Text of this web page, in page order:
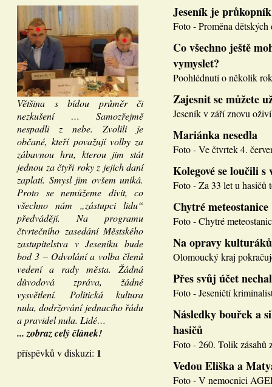
Většina s bídou průměr či
nezkušení … Samozřejmě
nespadli z nebe. Zvolili je
občané, kteří považují volby za
zábavnou hru, kterou jim stát
jednou za čtyři roky z jejich daní
zaplatí. Smysl jim ovšem uniká.
Proto se nemůžeme divit, co
všechno nám „zástupci lidu“
předvádějí. Na programu
čtvrtečního zasedání Městského
zastupitelstva v Jeseníku bude
bod 3 – Odvolání a volba členů
vedení a rady města. Žádná
důvodová zpráva, žádné
vysvětlení. Politická kultura
nula, dodržování jednacího řádu
a pravidel nula. Lidé…
... zobraz celý článek!
příspěvků v diskuzi: 1
Jeseník je průkopník
Foto - Proměna
Co všechno ještě
vymyslet?
Poohlédnutí o několik
Zajesnit se můžete
Jeseník v září znovu
Mariánka nesedla
Foto - Ve čtvrtek 4.
Kolegové se loučili s
Foto - Za 33 let u hasičů
Chytré meteostanice
Foto - Chytré
Na opravy
Olomoucký kraj
Přes svůj účet
Foto - Jeseničtí
Následky bouřek a
hasičů
Foto - 260. Tolik zásahů
Vedou Eliška a
Foto - V nemocnici